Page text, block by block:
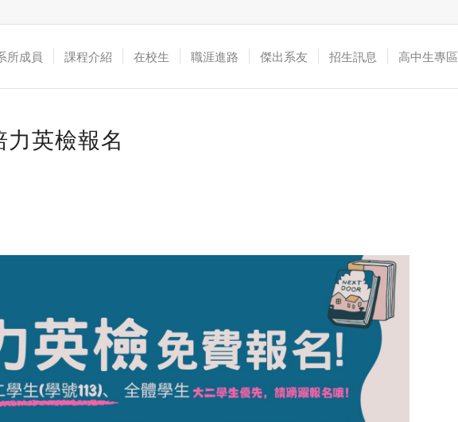
所成員 課程介紹 在校生 職涯進路 傑出系友 招生訊息 高中生專區
英檢報名